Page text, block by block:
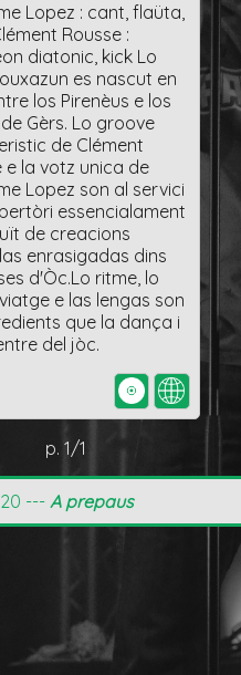
Lopez : cant, flaüta,
Rousse :
diatonic, kick Lo
es nascut en
los Pirenèus e los
Gèrs. Lo groove
de Clément
e la votz unica de
Lopez son al servici
essencialament
de creacions
enrasigadas dins
d'Òc.Lo ritme, lo
e las lengas son
que la dança i
del jòc.
p. 1/1
--- A prepaus